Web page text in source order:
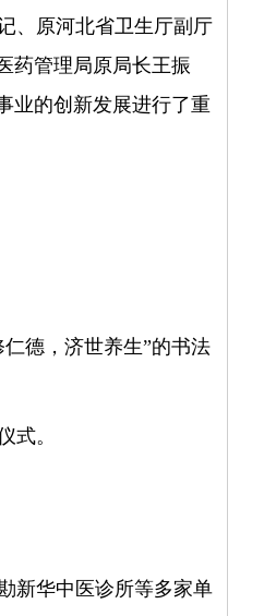
、原河北省卫生厅副厅
药管理局原局长王振
业的创新发展进行了重
德，济世养生”的书法
式。
新华中医诊所等多家单